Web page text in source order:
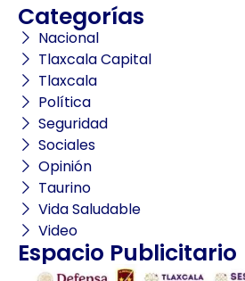
Categorías
Nacional
Tlaxcala Capital
Tlaxcala
Política
Seguridad
Sociales
Opinión
Taurino
Vida Saludable
Video
Espacio Publicitario